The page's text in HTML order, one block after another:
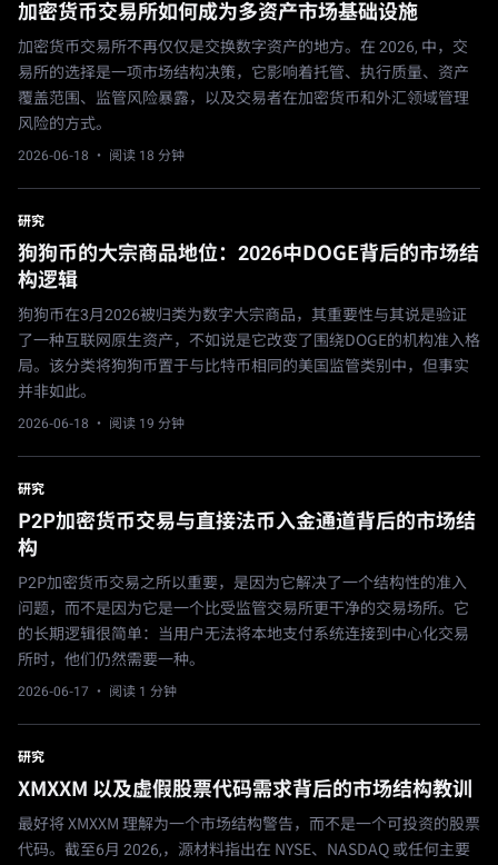
加密货币交易所如何成为多资产市场基础设施
加密货币交易所不再仅仅是交换数字资产的地方。在 2026, 中，交
易所的选择是一项市场结构决策，它影响着托管、执行质量、资产
覆盖范围、监管风险暴露，以及交易者在加密货币和外汇领域管理
风险的方式。
2026-06-18 · 阅读 18 分钟
研究
狗狗币的大宗商品地位：2026中DOGE背后的市场结
构逻辑
狗狗币在3月2026被归类为数字大宗商品，其重要性与其说是验证
了一种互联网原生资产，不如说是它改变了围绕DOGE的机构准入格
局。该分类将狗狗币置于与比特币相同的美国监管类别中，但事实
并非如此。
2026-06-18 · 阅读 19 分钟
研究
P2P加密货币交易与直接法币入金通道背后的市场结
构
P2P加密货币交易之所以重要，是因为它解决了一个结构性的准入
问题，而不是因为它是一个比受监管交易所更干净的交易场所。它
的长期逻辑很简单：当用户无法将本地支付系统连接到中心化交易
所时，他们仍然需要一种。
2026-06-17 · 阅读 1 分钟
研究
XMXXM 以及虚假股票代码需求背后的市场结构教训
最好将 XMXXM 理解为一个市场结构警告，而不是一个可投资的股票
代码。截至6月 2026,，源材料指出在 NYSE、NASDAQ 或任何主要